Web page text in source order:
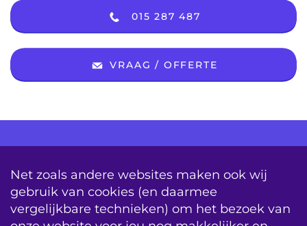
015 287 487
VRAAG / OFFERTE
AV Consultancy Opleiding
Detachering
Storing & Onderhoud
Onderhoudscontracten
Net zoals andere websites maken ook wij
gebruik van cookies (en daarmee
vergelijkbare technieken) om het bezoek van